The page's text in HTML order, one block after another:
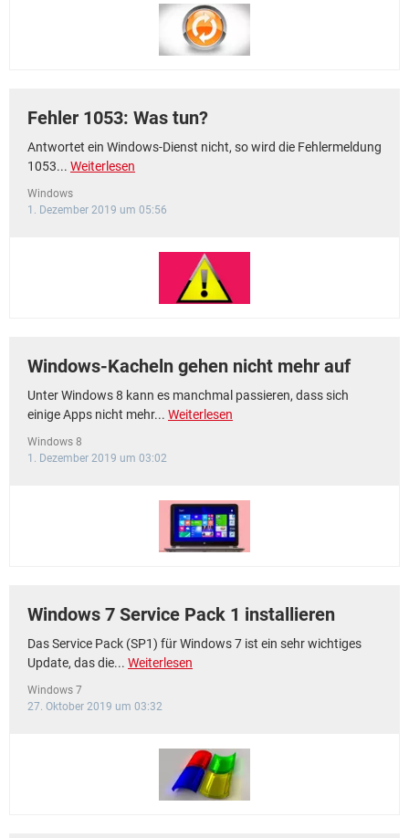
HARDWARE
Fehler 1053: Was tun?
Antwortet ein Windows-Dienst nicht, so wird die Fehlermeldung
1053... Weiterlesen
Windows
1. Dezember 2019 um 05:56
Windows-Kacheln gehen nicht mehr auf
Unter Windows 8 kann es manchmal passieren, dass sich
einige Apps nicht mehr... Weiterlesen
Windows 8
1. Dezember 2019 um 03:02
Windows 7 Service Pack 1 installieren
Das Service Pack (SP1) für Windows 7 ist ein sehr wichtiges
Update, das die... Weiterlesen
Windows 7
27. Oktober 2019 um 03:32